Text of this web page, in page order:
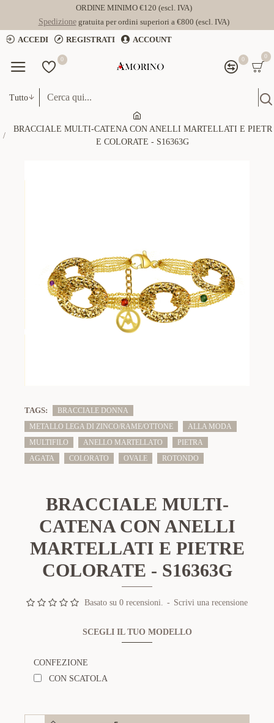
ORDINE MINIMO €120 (escl. IVA)
Spedizionegratuita per ordini superiori a €800 (escl. IVA)
ACCEDI
REGISTRATI ACCOUNT
0 0 0
Tutto
BRACCIALE MULTI-CATENA CON ANELLI MARTELLATI E PIETR
E COLORATE - S16363G
TAGS:
BRACCIALE DONNA
METALLO LEGA DI ZINCO/RAME/OTTONE
ALLA MODA
MULTIFILO
ANELLO MARTELLATO
PIETRA
AGATA
COLORATO OVALE ROTONDO
BRACCIALE MULTI-
CATENA CON ANELLI
MARTELLATI E PIETRE
COLORATE - S16363G
Basato su 0 recensioni. - Scrivi una recensione
SCEGLI IL TUO MODELLO
CONFEZIONE
CON SCATOLA